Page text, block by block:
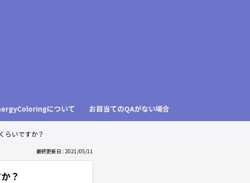
について お目当てのQAがない場合
る
らいですか？
最終更新日 : 2021/05/11
？